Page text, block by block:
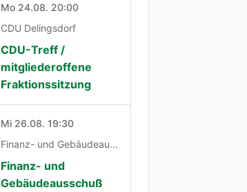
Mo 24.08. 20:00
CDU Delingsdorf
CDU-Treff /
mitgliederoffene
Fraktionssitzung
Mi 26.08. 19:30
Finanz- und Gebäudeausschuß
Finanz- und
Gebäudeausschuß